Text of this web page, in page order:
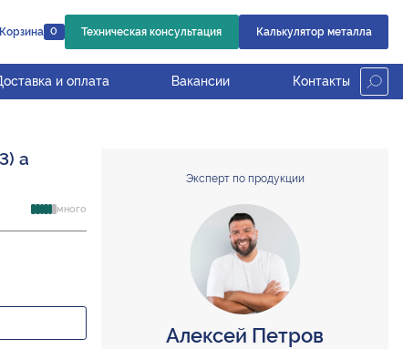
0 Техническая консультация Калькулятор металла
и оплата Вакансии Контакты
а
много
Эксперт по продукции
Алексей Петров